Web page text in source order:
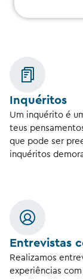
Inquéritos
Um inquérito é
teus
que pode ser
inquéritos
Entrevistas
Realizamos
experiências